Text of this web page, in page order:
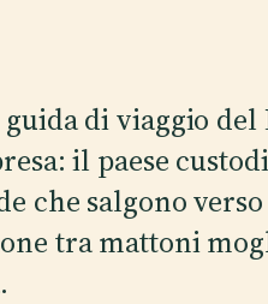
guida di viaggio
il paese
che salgono
tra mattoni